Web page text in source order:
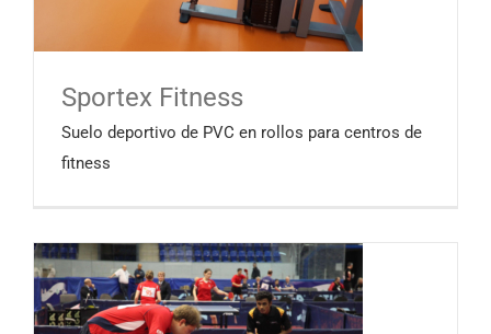
Sportex Fitness
Suelo deportivo de PVC en rollos para centros de
fitness